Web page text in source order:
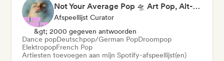
Not Your Average Pop 🛸 Art Pop, Alt-Pop & Indie Pop
Afspeellijst Curator
&gt; 2000 gegeven antwoorden
Dance popDeutschpop/German PopDroompop
ElektropopFrench Pop
Artiesten toevoegen aan mijn Spotify-afspeellijst(en)